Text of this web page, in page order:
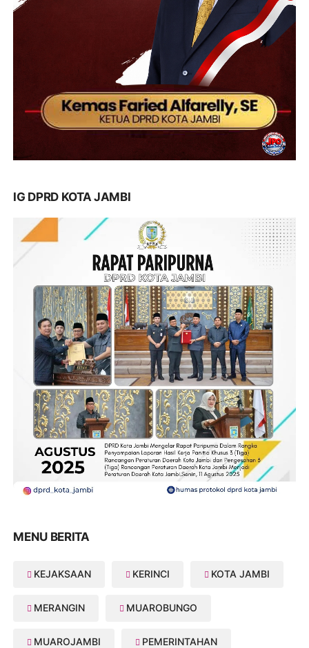
IG DPRD KOTA JAMBI
MENU BERITA
KEJAKSAAN KERINCI KOTA JAMBI
MERANGIN MUAROBUNGO
MUAROJAMBI PEMERINTAHAN